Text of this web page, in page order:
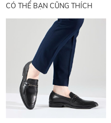
CÓ THỂ BẠN CŨNG THÍCH